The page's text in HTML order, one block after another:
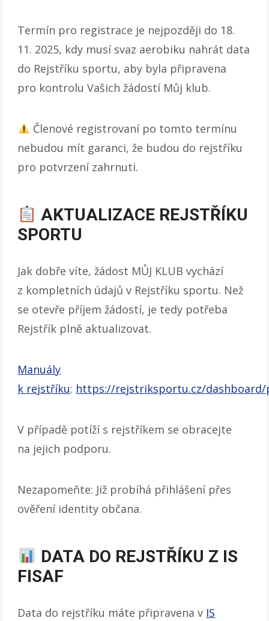
Termín pro registrace je nejpozději do 18.
11. 2025, kdy musí svaz aerobiku nahrát data
do Rejstříku sportu, aby byla připravena
pro kontrolu Vašich žádostí Můj klub.
Členové registrovaní po tomto termínu
nebudou mít garanci, že budou do rejstříku
pro potvrzení zahrnuti.
AKTUALIZACE REJSTŘÍKU
SPORTU
Jak dobře víte, žádost MŮJ KLUB vychází
z kompletních údajů v Rejstříku sportu. Než
se otevře příjem žádostí, je tedy potřeba
Rejstřík plně aktualizovat.
Manuály
k rejstříku: https://rejstriksportu.cz/
V případě potíží s rejstříkem se obracejte
na jejich podporu.
Nezapomeňte: Již probíhá přihlášení přes
ověření identity občana.
DATA DO REJSTŘÍKU Z IS
FISAF
Data do rejstříku máte připravena v IS